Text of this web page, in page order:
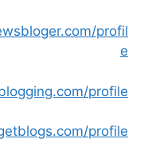
profil
e
profile
profile